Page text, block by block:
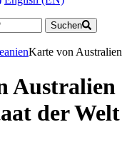
Suchen
Karte von Australien
Australien
der Welt